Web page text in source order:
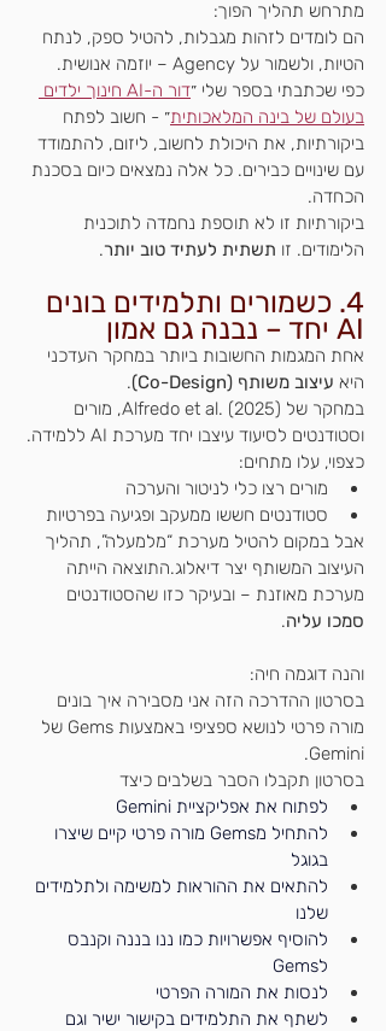
מתרחש תהליך הפוך:
הם לומדים לזהות מגבלות, להטיל ספק, לנתח
הטיות, ולשמור על Agency – יוזמה אנושית.
כפי שכתבתי בספר שלי ״
דור ה-AI חינוך ילדים
בעולם של בינה המלאכותית״ - חשוב לפתח
ביקורתיות, את היכולת לחשוב, ליזום, להתמודד
עם שינויים כבירים. כל אלה נמצאים כיום בסכנת
הכחדה.
ביקורתיות זו לא תוספת נחמדה לתוכנית
הלימודים. זו תשתית לעתיד טוב יותר.
4. כשמורים ותלמידים בונים
AI יחד – נבנה גם אמון
אחת המגמות החשובות ביותר במחקר העדכני
היא עיצוב משותף (Co-Design)
.
במחקר של Alfredo et al. (2025), מורים
וסטודנטים לסיעוד עיצבו יחד מערכת AI ללמידה.
כצפוי, עלו מתחים:
מורים רצו כלי לניטור והערכה
סטודנטים חששו ממעקב ופגיעה בפרטיות
אבל במקום להטיל מערכת “מלמעלה”, תהליך
העיצוב המשותף יצר דיאלוג.התוצאה הייתה
מערכת מאוזנת – ובעיקר כזו שהסטודנטים
סמכו עליה.
והנה דוגמה חיה:
בסרטון ההדרכה הזה אני מסבירה איך בונים
מורה פרטי לנושא ספציפי באמצעות Gems של
Gemini.
בסרטון תקבלו הסבר בשלבים כיצד
לפתוח את אפליקציית Gemini
להתחיל מGems מורה פרטי קיים שיצרו
בגוגל
להתאים את ההוראות למשימה ולתלמידים
שלנו
להוסיף אפשרויות כמו ננו בננה וקנבס
לGems
לנסות את המורה הפרטי
לשתף את התלמידים בקישור ישיר וגם